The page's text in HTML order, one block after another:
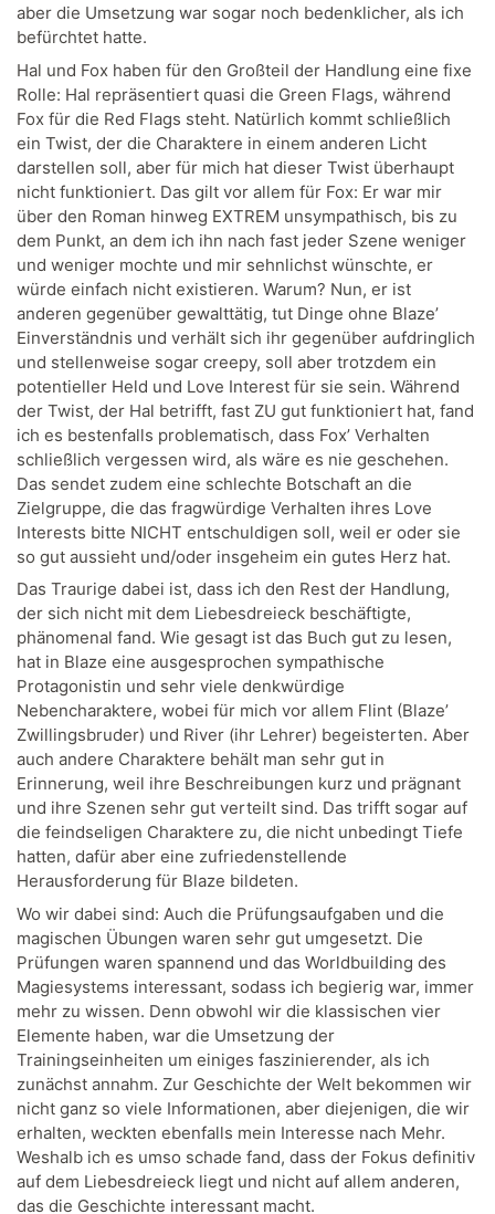
aber die Umsetzung war sogar noch bedenklicher, als ich
befürchtet hatte.
Hal und Fox haben für den Großteil der Handlung eine fixe
Rolle: Hal repräsentiert quasi die Green Flags, während
Fox für die Red Flags steht. Natürlich kommt schließlich
ein Twist, der die Charaktere in einem anderen Licht
darstellen soll, aber für mich hat dieser Twist überhaupt
nicht funktioniert. Das gilt vor allem für Fox: Er war mir
über den Roman hinweg EXTREM unsympathisch, bis zu
dem Punkt, an dem ich ihn nach fast jeder Szene weniger
und weniger mochte und mir sehnlichst wünschte, er
würde einfach nicht existieren. Warum? Nun, er ist
anderen gegenüber gewalttätig, tut Dinge ohne Blaze’
Einverständnis und verhält sich ihr gegenüber aufdringlich
und stellenweise sogar creepy, soll aber trotzdem ein
potentieller Held und Love Interest für sie sein. Während
der Twist, der Hal betrifft, fast ZU gut funktioniert hat, fand
ich es bestenfalls problematisch, dass Fox’ Verhalten
schließlich vergessen wird, als wäre es nie geschehen.
Das sendet zudem eine schlechte Botschaft an die
Zielgruppe, die das fragwürdige Verhalten ihres Love
Interests bitte NICHT entschuldigen soll, weil er oder sie
so gut aussieht und/oder insgeheim ein gutes Herz hat.
Das Traurige dabei ist, dass ich den Rest der Handlung,
der sich nicht mit dem Liebesdreieck beschäftigte,
phänomenal fand. Wie gesagt ist das Buch gut zu lesen,
hat in Blaze eine ausgesprochen sympathische
Protagonistin und sehr viele denkwürdige
Nebencharaktere, wobei für mich vor allem Flint (Blaze’
Zwillingsbruder) und River (ihr Lehrer) begeisterten. Aber
auch andere Charaktere behält man sehr gut in
Erinnerung, weil ihre Beschreibungen kurz und prägnant
und ihre Szenen sehr gut verteilt sind. Das trifft sogar auf
die feindseligen Charaktere zu, die nicht unbedingt Tiefe
hatten, dafür aber eine zufriedenstellende
Herausforderung für Blaze bildeten.
Wo wir dabei sind: Auch die Prüfungsaufgaben und die
magischen Übungen waren sehr gut umgesetzt. Die
Prüfungen waren spannend und das Worldbuilding des
Magiesystems interessant, sodass ich begierig war, immer
mehr zu wissen. Denn obwohl wir die klassischen vier
Elemente haben, war die Umsetzung der
Trainingseinheiten um einiges faszinierender, als ich
zunächst annahm. Zur Geschichte der Welt bekommen wir
nicht ganz so viele Informationen, aber diejenigen, die wir
erhalten, weckten ebenfalls mein Interesse nach Mehr.
Weshalb ich es umso schade fand, dass der Fokus definitiv
auf dem Liebesdreieck liegt und nicht auf allem anderen,
das die Geschichte interessant macht.